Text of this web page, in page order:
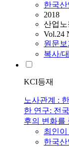
한국산
2018
산업
Vol.24
원문보
복사/
KCI등재
노사관계 :
한 연구: 전
후의 변화를
최인이
한국산